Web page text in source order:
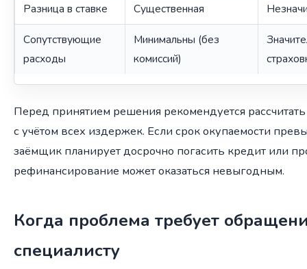
Разница в ставке Существенная
Сопутствующие
расходы
Минимальны (без
комиссий)
Перед принятием решения рекомендуется
с учётом всех издержек. Если срок окупаемости
заёмщик планирует досрочно погасить кредит или
рефинансирование может оказаться невыгодным.
Когда проблема требует
специалисту